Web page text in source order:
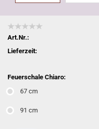
Art.Nr.:
Lieferzeit:
Feuerschale Chiaro:
67 cm
91 cm